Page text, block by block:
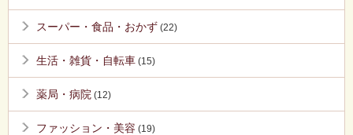
スーパー・食品・おかず (22)
生活・雑貨・自転車 (15)
薬局・病院 (12)
ファッション・美容 (19)